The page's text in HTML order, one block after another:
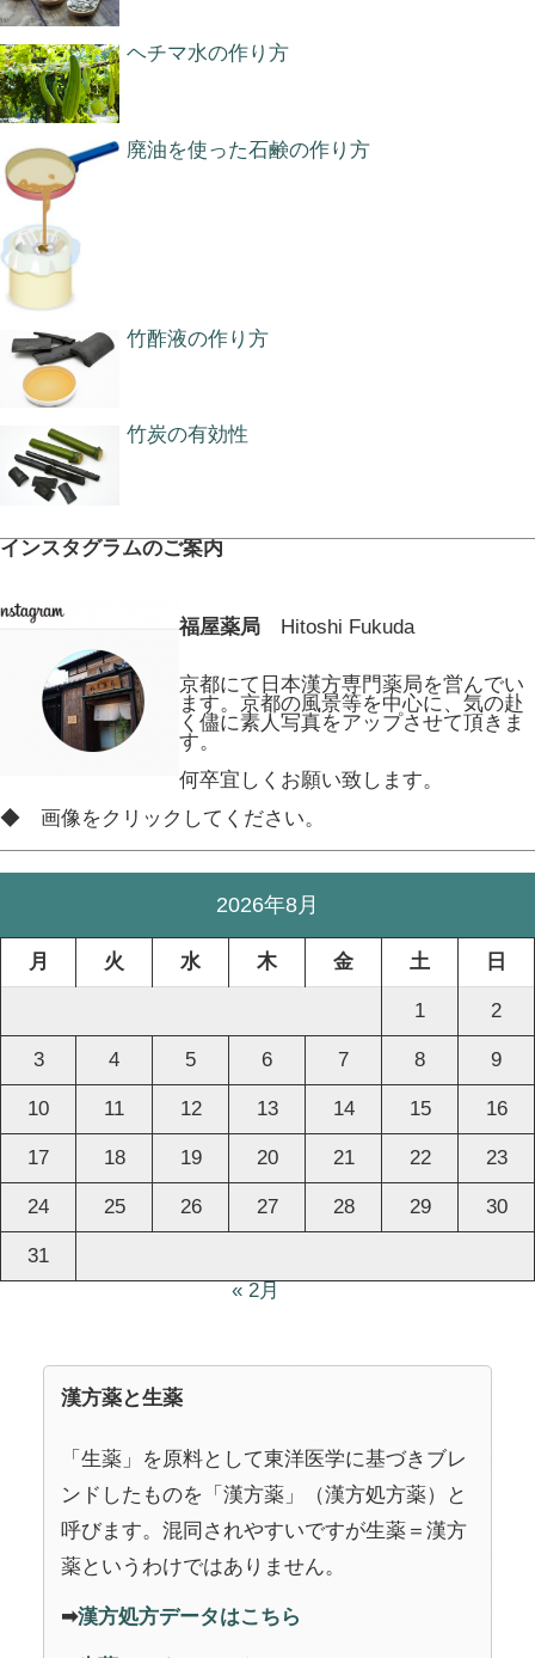
ヘチマ水の作り方
廃油を使った石鹸の作り方
竹酢液の作り方
竹炭の有効性
インスタグラムのご案内
福屋薬局 Hitoshi Fukuda
京都にて日本漢方専門薬局を営んでい
ます。京都の風景等を中心に、気の赴
く儘に素人写真をアップさせて頂きま
す。
何卒宜しくお願い致します。
◆ 画像をクリックしてください。
2026年8月
月 火 水 木 金 土 日
1 2
3 4 5 6 7 8 9
10 11 12 13 14 15 16
17 18 19 20 21 22 23
24 25 26 27 28 29 30
31
« 2月
漢方薬と生薬
「生薬」を原料として東洋医学に基づきブレ
ンドしたものを「漢方薬」（漢方処方薬）と
呼びます。混同されやすいですが生薬＝漢方
薬というわけではありません。
➡漢方処方データはこちら